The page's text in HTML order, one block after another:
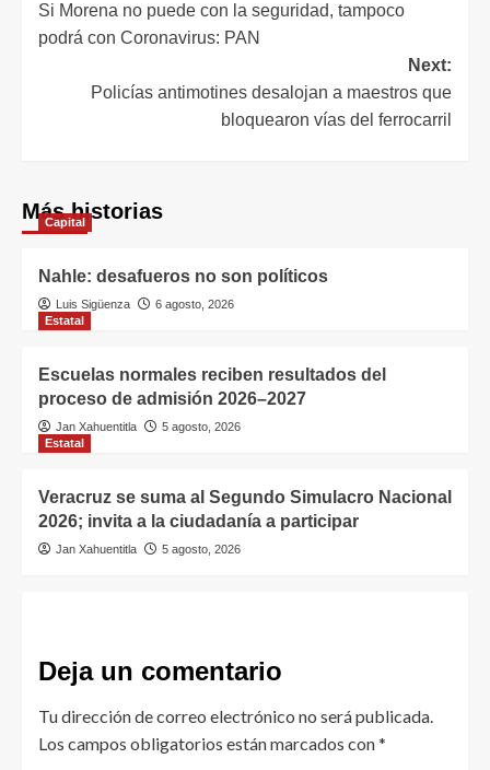
Si Morena no puede con la seguridad, tampoco
podrá con Coronavirus: PAN
Next:
Policías antimotines desalojan a maestros que
bloquearon vías del ferrocarril
Más historias
Capital
Nahle: desafueros no son políticos
Luis Sigüenza
6 agosto, 2026
Estatal
Escuelas normales reciben resultados del
proceso de admisión 2026–2027
Jan Xahuentitla
5 agosto, 2026
Estatal
Veracruz se suma al Segundo Simulacro Nacional
2026; invita a la ciudadanía a participar
Jan Xahuentitla 5 agosto, 2026
Deja un comentario
Tu dirección de correo electrónico no será publicada.
Los campos obligatorios están marcados con*